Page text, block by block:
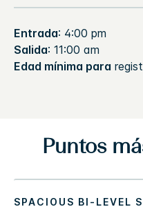
Entrada: 4:00 pm
Salida: 11:00 am
Edad mínima para
Puntos